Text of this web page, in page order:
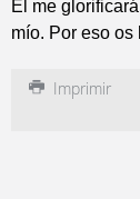
Él me
mío. Por eso
Imprimir